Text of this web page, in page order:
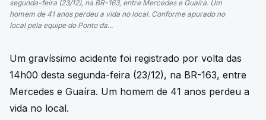
segunda-feira (23/12), na BR-163, entre Mercedes e Guaíra. Um
homem de 41 anos perdeu a vida no local. Conforme apurado no
local pela equipe do Ponto da...
Um gravíssimo acidente foi registrado por volta das
14h00 desta segunda-feira (23/12), na BR-163, entre
Mercedes e Guaíra. Um homem de 41 anos perdeu a
vida no local.